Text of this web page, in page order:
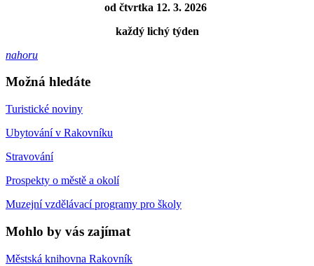
od čtvrtka 12. 3. 2026
každý lichý týden
nahoru
Možná hledáte
Turistické noviny
Ubytování v Rakovníku
Stravování
Prospekty o městě a okolí
Muzejní vzdělávací programy pro školy
Mohlo by vás zajímat
Městská knihovna Rakovník